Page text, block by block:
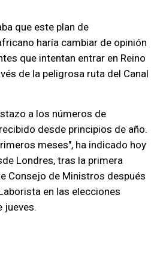
que este plan de
haría cambiar de opinión
que intentan entrar en Reino
de la peligrosa ruta del Canal
a los números de
desde principios de año.
meses", ha indicado hoy
Londres, tras la primera
Consejo de Ministros después
en las elecciones
jueves.